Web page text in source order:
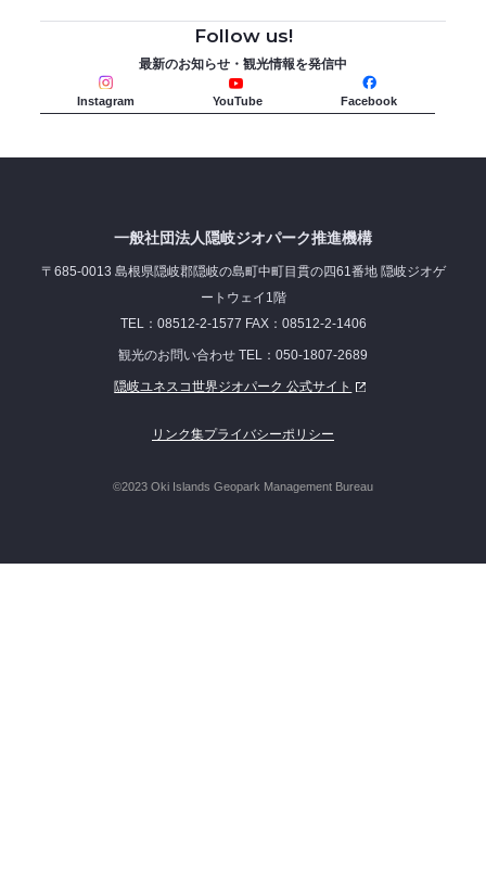
Follow us!
最新のお知らせ・観光情報を発信中
Instagram YouTube Facebook
一般社団法人隠岐ジオパーク推進機構
〒685-0013 島根県隠岐郡隠岐の島町中町目貫の四61番地 隠岐ジオゲ
ートウェイ1階
TEL：08512-2-1577 FAX：08512-2-1406
観光のお問い合わせ TEL：050-1807-2689
隠岐ユネスコ世界ジオパーク 公式サイト
リンク集プライバシーポリシー
©2023 Oki Islands Geopark Management Bureau